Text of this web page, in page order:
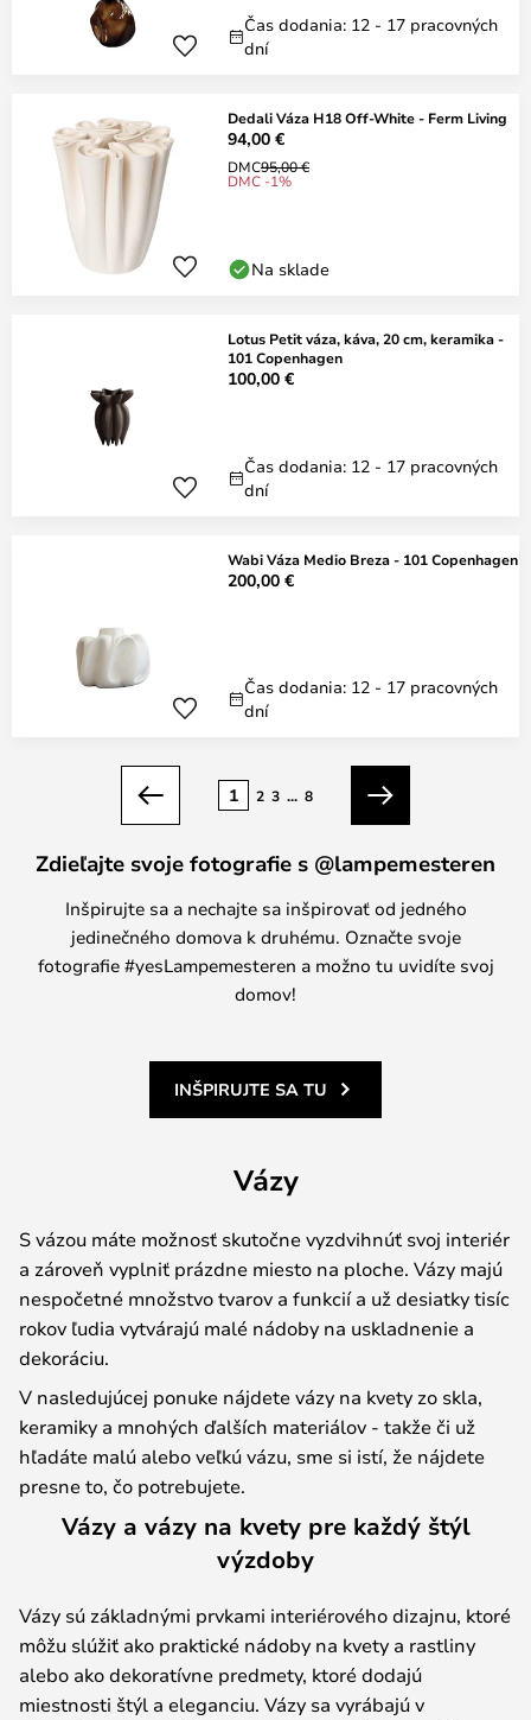
Čas dodania: 12 - 17 pracovných
dní
Dedali Váza H18 Off-White - Ferm Living
94,00 €
DMC95,00 €
DMC -1%
Na sklade
Lotus Petit váza, káva, 20 cm, keramika -
101 Copenhagen
100,00 €
Čas dodania: 12 - 17 pracovných
dní
Wabi Váza Medio Breza - 101 Copenhagen
200,00 €
Čas dodania: 12 - 17 pracovných
dní
Predchádzajúci
1 2 3 ... 8
Ďalší
Zdieľajte svoje fotografie s @lampemesteren
Inšpirujte sa a nechajte sa inšpirovať od jedného
jedinečného domova k druhému. Označte svoje
fotografie #yesLampemesteren a možno tu uvidíte svoj
domov!
INŠPIRUJTE SA TU
Vázy
S vázou máte možnosť skutočne vyzdvihnúť svoj interiér
a zároveň vyplniť prázdne miesto na ploche. Vázy majú
nespočetné množstvo tvarov a funkcií a už desiatky tisíc
rokov ľudia vytvárajú malé nádoby na uskladnenie a
dekoráciu.
V nasledujúcej ponuke nájdete vázy na kvety zo skla,
keramiky a mnohých ďalších materiálov - takže či už
hľadáte malú alebo veľkú vázu, sme si istí, že nájdete
presne to, čo potrebujete.
Vázy a vázy na kvety pre každý štýl
výzdoby
Vázy sú základnými prvkami interiérového dizajnu, ktoré
môžu slúžiť ako praktické nádoby na kvety a rastliny
alebo ako dekoratívne predmety, ktoré dodajú
miestnosti štýl a eleganciu. Vázy sa vyrábajú v